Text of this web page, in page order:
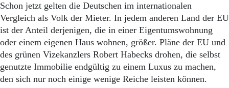
Start
Wer wir sind
Aktuelle Ausgabe
Berlin-Brandenburg
Schlesien
Danzig und Westpreußen
Bücher
Schon jetzt gelten die Deutschen im internationalen
Vergleich als Volk der Mieter. In jedem anderen Land der EU
ist der Anteil derjenigen, die in einer Eigentumswohnung
oder einem eigenen Haus wohnen, größer. Pläne der EU und
des grünen Vizekanzlers Robert Habecks drohen, die selbst
genutzte Immobilie endgültig zu einem Luxus zu machen,
den sich nur noch einige wenige Reiche leisten können.